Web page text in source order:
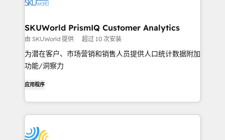
SKUWorld PrismIQ Customer Analytics
由 SKUWorld 提供 超过 10 次安装
为潜在客户、市场营销和销售人员提供人口统计数据附加
功能/洞察力
应用程序